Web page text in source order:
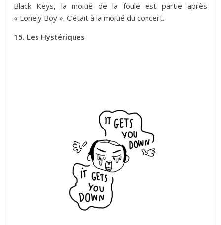
Black Keys, la moitié de la foule est partie après
« Lonely Boy ». C’était à la moitié du concert.
15. Les Hystériques